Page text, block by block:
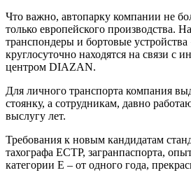
Что важно, автопарку компании не
только европейского производства.
транспондеры и бортовые
круглосуточно находятся на связи с
центром DIAZAN.
Для личного транспорта компания
стоянку, а сотрудникам, давно
выслугу лет.
Требования к новым кандидатам
тахографа ЕСТР, загранпаспорта,
категории Е – от одного года,